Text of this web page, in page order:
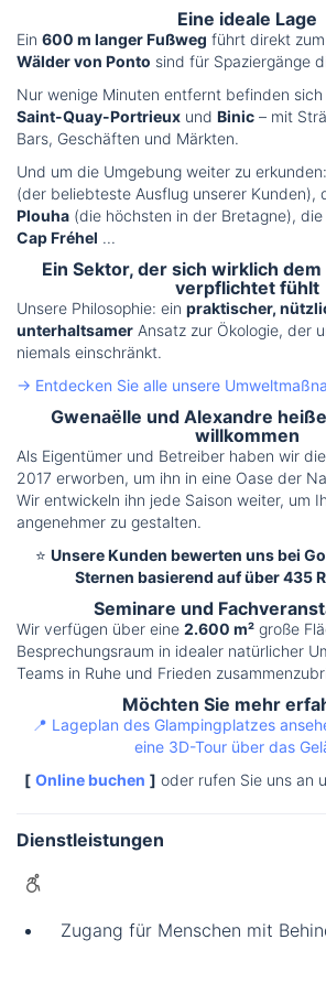
Eine ideale Lage
Ein 600 m langer Fußweg führt direkt
Wälder von Ponto sind für Spaziergänge
Nur wenige Minuten entfernt befinden
Saint-Quay-Portrieux und Binic – mit
Bars, Geschäften und Märkten.
Und um die Umgebung weiter zu
(der beliebteste Ausflug unserer Kunden),
Plouha (die höchsten in der Bretagne), die
Cap Fréhel ...
Ein Sektor, der sich wirklich
verpflichtet fühlt
Unsere Philosophie: ein praktischer,
unterhaltsamer Ansatz zur Ökologie, der
niemals einschränkt.
→ Entdecken Sie alle unsere
Gwenaëlle und Alexandre
willkommen
Als Eigentümer und Betreiber haben wir
2017 erworben, um ihn in eine Oase der
Wir entwickeln ihn jede Saison weiter, um
angenehmer zu gestalten.
⭐ Unsere Kunden bewerten uns bei
Sternen basierend auf über 435
Seminare und
Wir verfügen über eine 2.600 m² große
Besprechungsraum in idealer natürlicher
Teams in Ruhe und Frieden
Möchten Sie mehr
📍 Lageplan des Glampingplatzes
eine 3D-Tour über das
[ Online buchen ] oder rufen Sie uns an
Dienstleistungen
Zugang für Menschen mit